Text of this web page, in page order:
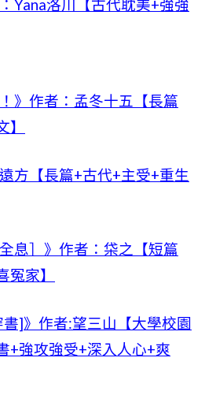
Yana洛川【古代耽美+強強
》作者：孟冬十五【長篇
方【長篇+古代+主受+重生
息］》作者：柋之【短篇
冤家】
書]》作者:望三山【大學校園
+強攻強受+深入人心+爽